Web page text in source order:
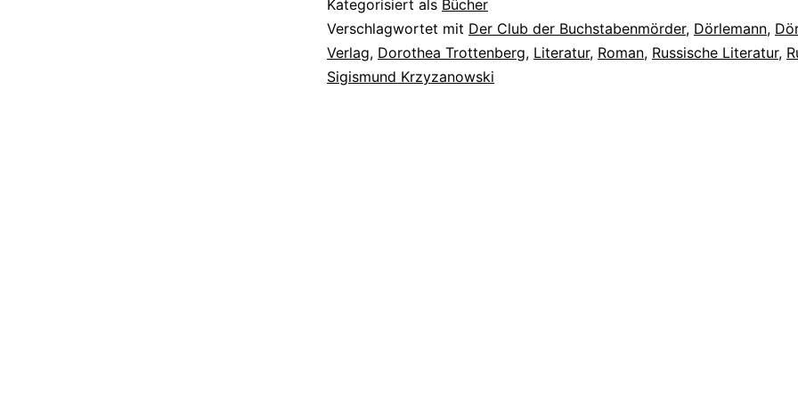
Kategorisiert als Bücher
Verschlagwortet mit Der Club der Buchstabenmörder, Dörlemann,
Verlag, Dorothea Trottenberg, Literatur, Roman, Russische Literatur,
Sigismund Krzyzanowski